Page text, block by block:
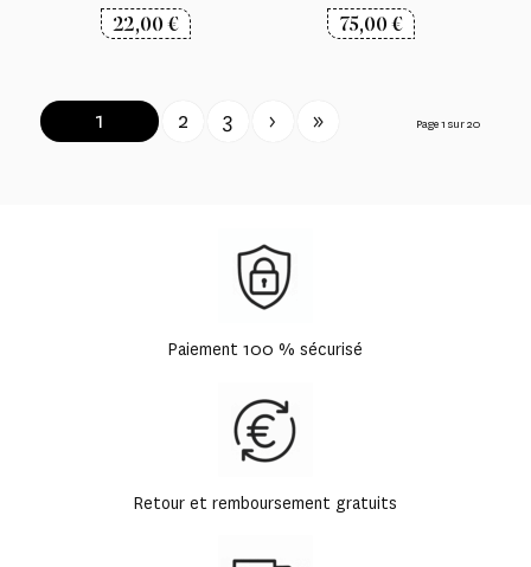
22,00€ 75,00€
Page 1 sur 20
1 2 3 › »
Paiement 100 % sécurisé
Retour et remboursement gratuits